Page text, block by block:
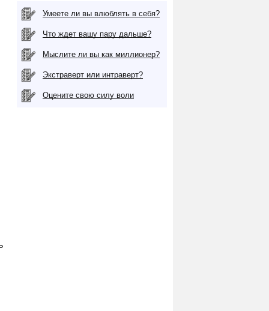
Умеете ли вы влюблять в себя?
Что ждет вашу пару дальше?
Мыслите ли вы как миллионер?
Экстраверт или интраверт?
Оцените свою силу воли